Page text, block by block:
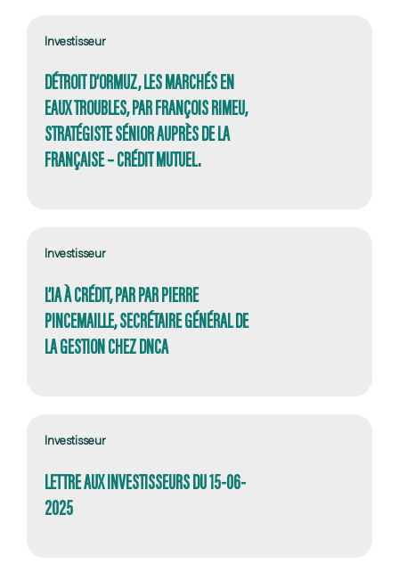
Investisseur
DÉTROIT D’ORMUZ, LES MARCHÉS EN
EAUX TROUBLES, PAR FRANÇOIS RIMEU,
STRATÉGISTE SÉNIOR AUPRÈS DE LA
FRANÇAISE – CRÉDIT MUTUEL.
Investisseur
L’IA À CRÉDIT, PAR PAR PIERRE
PINCEMAILLE, SECRÉTAIRE GÉNÉRAL DE
LA GESTION CHEZ DNCA
Investisseur
LETTRE AUX INVESTISSEURS DU 15-06-
2025